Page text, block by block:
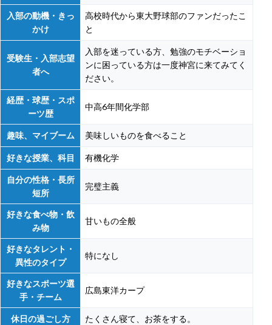
入部の動機・きっ
かけ
高校時代から東大野球部のファンだったこ
と
受験生・入部志望
者へ
入部を迷っている方、勉強のモチベーショ
ンに困っている方は一度神宮に来てみてく
ださい。
経歴・球歴・スポ
ーツ歴
中高6年間化学部
趣味、マイブーム 美味しいものを食べること
好きな授業、科目 有機化学
自分の性格・長所
短所
完璧主義
好きな食べ物・飲
み物
甘いもの全般
好きなタレント・
異性のタイプ
特になし
好きなスポーツ選
手・チーム
広島東洋カープ
休日の過ごし方 たくさん寝て、お茶をする。